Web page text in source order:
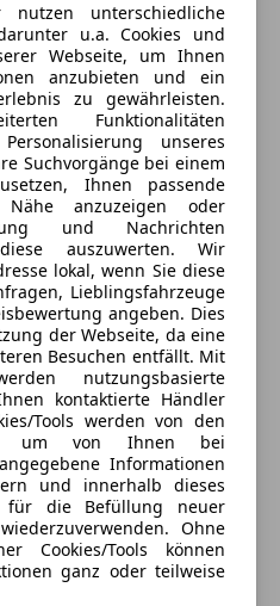
unterschiedliche
u.a. Cookies und
Webseite, um Ihnen
anzubieten und ein
zu gewährleisten.
Funktionalitäten
unseres
Suchvorgänge bei einem
Ihnen passende
anzuzeigen oder
und Nachrichten
auszuwerten. Wir
lokal, wenn Sie diese
Lieblingsfahrzeuge
angeben. Dies
der Webseite, da eine
Besuchen entfällt. Mit
nutzungsbasierte
kontaktierte Händler
Tools werden von den
um von Ihnen bei
Informationen
und innerhalb dieses
für die Befüllung neuer
Ohne
Cookies/Tools können
ganz oder teilweise